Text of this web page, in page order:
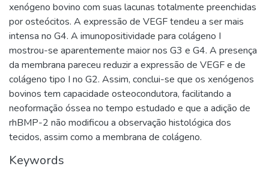
xenógeno bovino com suas lacunas totalmente preenchidas
por osteócitos. A expressão de VEGF tendeu a ser mais
intensa no G4. A imunopositividade para colágeno I
mostrou-se aparentemente maior nos G3 e G4. A presença
da membrana pareceu reduzir a expressão de VEGF e de
colágeno tipo I no G2. Assim, conclui-se que os xenógenos
bovinos tem capacidade osteocondutora, facilitando a
neoformação óssea no tempo estudado e que a adição de
rhBMP-2 não modificou a observação histológica dos
tecidos, assim como a membrana de colágeno.
Keywords